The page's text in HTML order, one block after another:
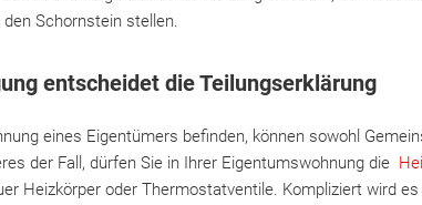
Schornstein stellen.
entscheidet die Teilungserklärung
eines Eigentümers befinden, können sowohl
der Fall, dürfen Sie in Ihrer Eigentumswohnung die
Heizkörper oder Thermostatventile. Kompliziert wird